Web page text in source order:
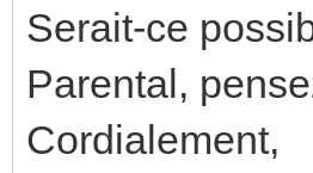
Serait-ce
Parental,
Cordialement,